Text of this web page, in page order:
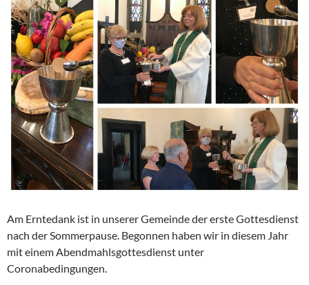
Am Erntedank ist in unserer Gemeinde der erste Gottesdienst
nach der Sommerpause. Begonnen haben wir in diesem Jahr
mit einem Abendmahlsgottesdienst unter
Coronabedingungen.